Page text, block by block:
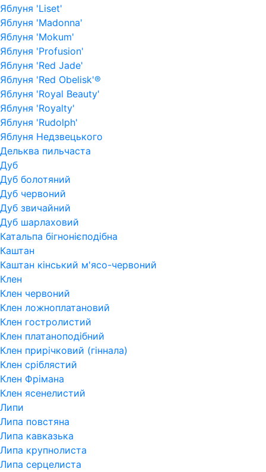
Яблуня 'Liset'
Яблуня 'Madonna'
Яблуня 'Mokum'
Яблуня 'Profusion'
Яблуня 'Red Jade'
Яблуня 'Red Obelisk'®
Яблуня 'Royal Beauty'
Яблуня 'Royalty'
Яблуня 'Rudolph'
Яблуня Недзвецького
Дельква пильчаста
Дуб
Дуб болотяний
Дуб червоний
Дуб звичайний
Дуб шарлаховий
Катальпа бігнонієподібна
Каштан
Каштан кінський м'ясо-червоний
Клен
Клен червоний
Клен ложноплатановий
Клен гостролистий
Клен платаноподібний
Клен прирічковий (гіннала)
Клен сріблястий
Клен Фрімана
Клен ясенелистий
Липи
Липа повстяна
Липа кавказька
Липа крупнолиста
Липа серцелиста